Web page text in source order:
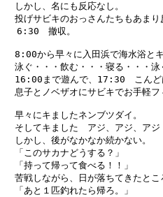
しかし、名にも反応なし。
投げサビキのおっさんたちもあまり
  6:30　撤収。
8:00から早々に入田浜で海水浴とキ
泳ぐ・・・飲む・・・寝る・・・泳
16:00まで遊んで、17:30　こんど
息子とノベザオにサビキでお手軽フ
早々にキましたネンブツダイ。
そしてキました　アジ、アジ、アジ
しかし、後がなかなか続かない。
「このサカナどうする？」
「持って帰って食べる！！」
苦戦しながら、日が落ちてきたとこ
「あと１匹釣れたら帰ろ。」